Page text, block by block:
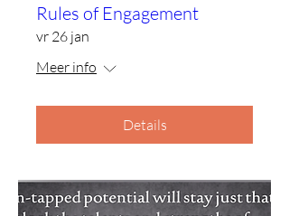
Rules of Engagement
vr 26 jan
Meer info
Details